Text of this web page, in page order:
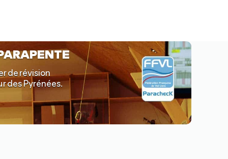
de révision
des Pyrénées.